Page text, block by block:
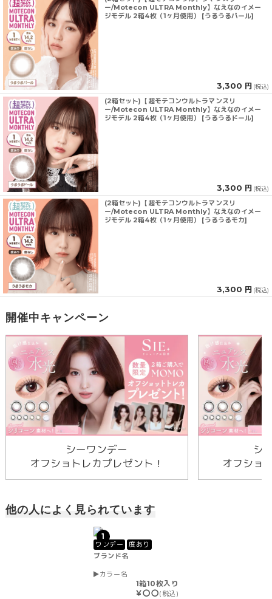
ー/Motecon ULTRA Monthly】なえなのイメー
ジモデル 2箱4枚（1ヶ月使用） [うるうるパール]
3,300 円 (税込)
(2箱セット)【超モテコンウルトラマンスリ
ー/Motecon ULTRA Monthly】なえなのイメー
ジモデル 2箱4枚（1ヶ月使用） [うるうるドール]
3,300 円 (税込)
(2箱セット)【超モテコンウルトラマンスリ
ー/Motecon ULTRA Monthly】なえなのイメー
ジモデル 2箱4枚（1ヶ月使用） [うるうるモカ]
3,300 円 (税込)
開催中キャンペーン
シーワンデー
オフショトレカプレゼント！
シ
オフショ
他の人によく見られています
1
ワンデー
度あり
ブランド名
カラー名
1箱10枚入り
￥〇〇(税込)